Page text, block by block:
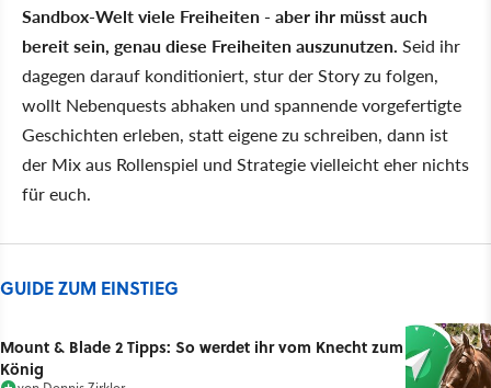
Sandbox-Welt viele Freiheiten - aber ihr müsst auch
bereit sein, genau diese Freiheiten auszunutzen. Seid ihr
dagegen darauf konditioniert, stur der Story zu folgen,
wollt Nebenquests abhaken und spannende vorgefertigte
Geschichten erleben, statt eigene zu schreiben, dann ist
der Mix aus Rollenspiel und Strategie vielleicht eher nichts
für euch.
GUIDE ZUM EINSTIEG
Mount & Blade 2 Tipps: So werdet ihr vom Knecht zum
König